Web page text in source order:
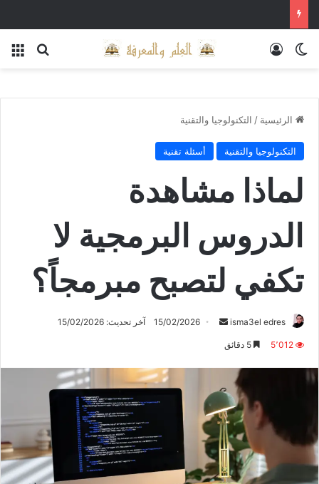
بحث الوضع المظلمتسجيل الدخول
الرئيسية / التكنولوجيا والتقنية
التكنولوجيا والتقنية أسئلة تقنية
لماذا مشاهدة
الدروس البرمجية لا
تكفي لتصبح مبرمجاً؟
isma3el edres
أرسل 15/02/2026 آخر تحديث: 15/02/2026
5٬012